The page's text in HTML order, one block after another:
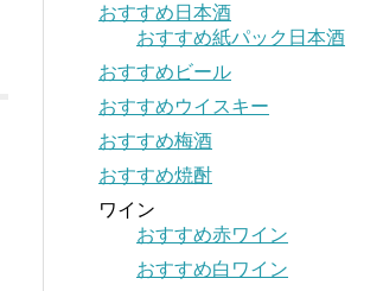
おすすめ日本酒
おすすめ紙パック日本酒
おすすめビール
おすすめウイスキー
おすすめ梅酒
おすすめ焼酎
ワイン
おすすめ赤ワイン
おすすめ白ワイン